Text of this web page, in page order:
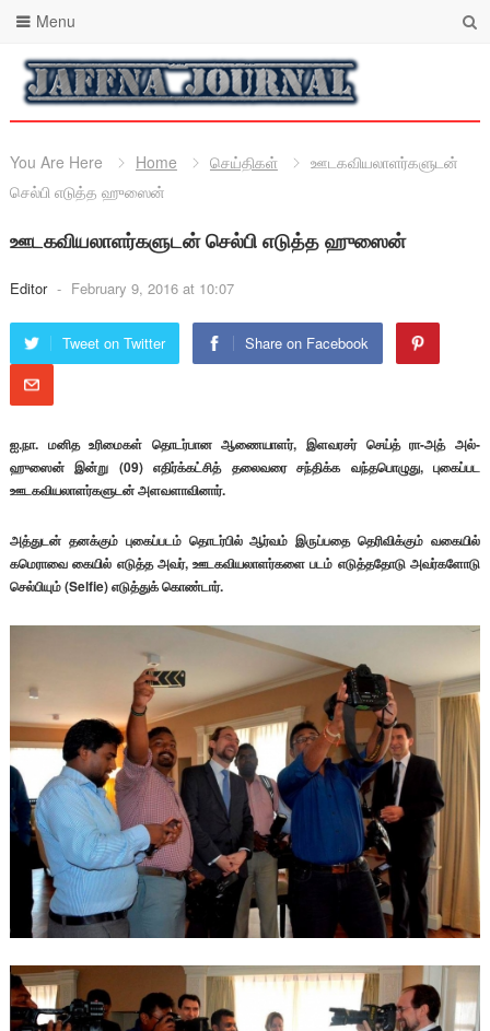
Menu
You Are Here Home செய்திகள்
ஊடகவியலாளர்களுடன்
செல்பி எடுத்த ஹுஸைன்
ஊடகவியலாளர்களுடன் செல்பி எடுத்த ஹுஸைன்
Editor - February 9, 2016 at 10:07
Tweet on Twitter Share on Facebook
ஐ.நா. மனித உரிமைகள் தொடர்பான ஆணையாளர், இளவரசர் செய்த் ரா-அத் அல்-
ஹுஸைன் இன்று (09) எதிர்க்கட்சித் தலைவரை சந்திக்க வந்தபொழுது, புகைப்பட
ஊடகவியலாளர்களுடன் அளவளாவினார்.
அத்துடன் தனக்கும் புகைப்படம் தொடர்பில் ஆர்வம் இருப்பதை தெரிவிக்கும் வகையில்
கமெராவை கையில் எடுத்த அவர், ஊடகவியலாளர்களை படம் எடுத்ததோடு அவர்களோடு
செல்பியும் (Selfie) எடுத்துக் கொண்டார்.